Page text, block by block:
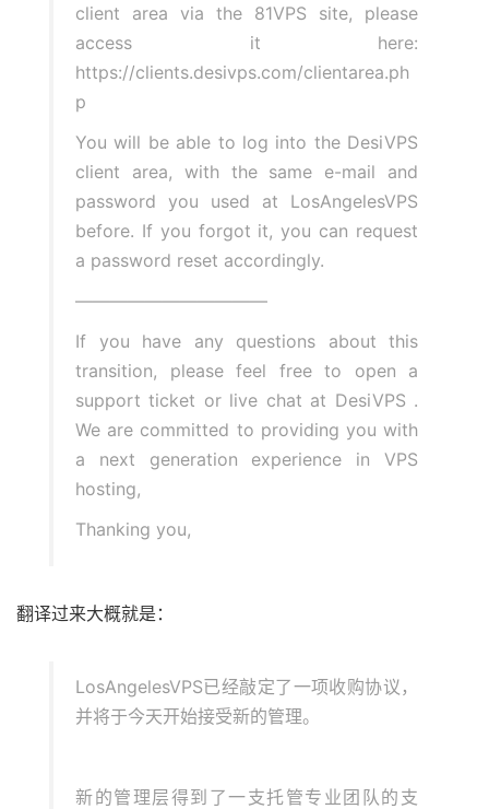
client area via the 81VPS site, please
access it here:
https://clients.desivps.com/clientarea.ph
p
You will be able to log into the DesiVPS
client area, with the same e-mail and
password you used at LosAngelesVPS
before. If you forgot it, you can request
a password reset accordingly.
———————————
If you have any questions about this
transition, please feel free to open a
support ticket or live chat at DesiVPS .
We are committed to providing you with
a next generation experience in VPS
hosting,
Thanking you,
翻译过来大概就是：
LosAngelesVPS已经敲定了一项收购协议，
并将于今天开始接受新的管理。
新的管理层得到了一支托管专业团队的支